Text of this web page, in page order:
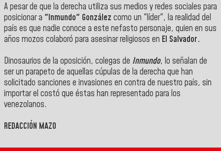
A pesar de que la derecha utiliza sus medios y redes sociales para
posicionar a "Inmundo" González como un "líder", la realidad del
país es que nadie conoce a este nefasto personaje, quien en sus
años mozos colaboró para asesinar religiosos en El Salvador.
Dinosaurios de la oposición, colegas de Inmundo, lo señalan de
ser un parapeto de aquellas cúpulas de la derecha que han
solicitado sanciones e invasiones en contra de nuestro país, sin
importar el costó que éstas han representado para los
venezolanos.
REDACCIÓN MAZO